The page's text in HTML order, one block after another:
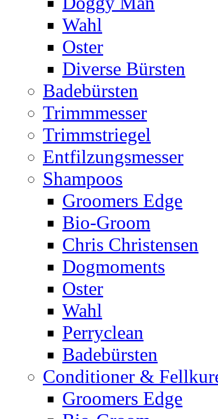
Wahl
Oster
Diverse Bürsten
Badebürsten
Trimmmesser
Trimmstriegel
Entfilzungsmesser
Shampoos
Groomers Edge
Bio-Groom
Chris Christensen
Dogmoments
Oster
Wahl
Perryclean
Badebürsten
Conditioner &
Groomers Edge